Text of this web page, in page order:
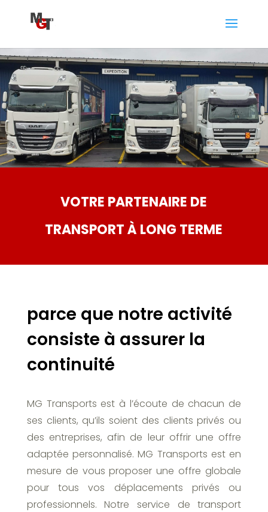
VOTRE PARTENAIRE DE
TRANSPORT À LONG TERME
parce que notre activité
consiste à assurer la
continuité
MG Transports est à l’écoute de chacun de
ses clients, qu’ils soient des clients privés ou
des entreprises, afin de leur offrir une offre
adaptée personnalisé. MG Transports est en
mesure de vous proposer une offre globale
pour tous vos déplacements privés ou
professionnels. Notre service de transport